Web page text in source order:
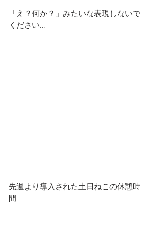
「え？何か？」みたいな表現しないで
ください…
先週より導入された土日ねこの休憩時
間